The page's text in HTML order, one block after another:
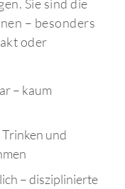
Sie sind die
– besonders
oder
– kaum
und
– disziplinierte